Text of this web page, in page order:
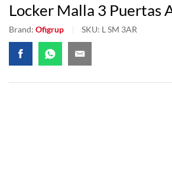
Locker Malla 3 Puertas
Brand: Ofigrup SKU: L SM 3AR